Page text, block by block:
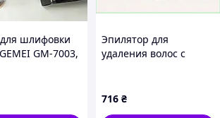
вспышек и режим работы в реальном
шлифовки
GM-7003,
VM-24
Эпилятор для
удаления волос с
716 ₴